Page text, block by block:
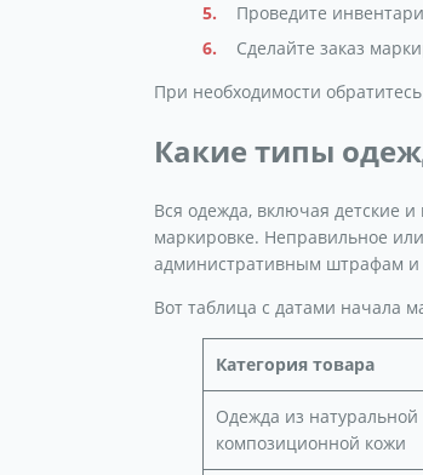
Проведите
Сделайте заказ
При необходимости
Какие типы
Вся одежда, включая детские
маркировке. Неправильное
административным штрафам и
Вот таблица с датами начала
Категория товара
Одежда из натуральной
композиционной кожи